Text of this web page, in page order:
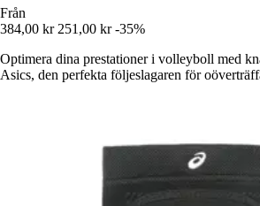
Från
384,00 kr 251,00 kr -35%
Optimera dina prestationer i volleyboll med
Asics, den perfekta följeslagaren för